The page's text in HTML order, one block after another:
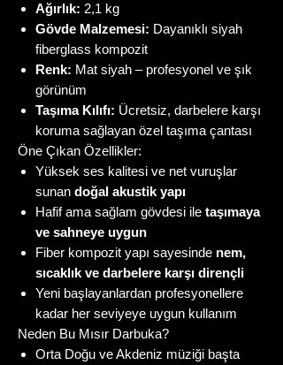
Ağırlık: 2,1 kg
Gövde Malzemesi: Dayanıklı siyah
fiberglass kompozit
Renk: Mat siyah – profesyonel ve şık
görünüm
Taşıma Kılıfı: Ücretsiz, darbelere karşı
koruma sağlayan özel taşıma çantası
Öne Çıkan Özellikler:
Yüksek ses kalitesi ve net vuruşlar
sunan doğal akustik yapı
Hafif ama sağlam gövdesi ile taşımaya
ve sahneye uygun
Fiber kompozit yapı sayesinde nem,
sıcaklık ve darbelere karşı dirençli
Yeni başlayanlardan profesyonellere
kadar her seviyeye uygun kullanım
Neden Bu Mısır Darbuka?
Orta Doğu ve Akdeniz müziği başta